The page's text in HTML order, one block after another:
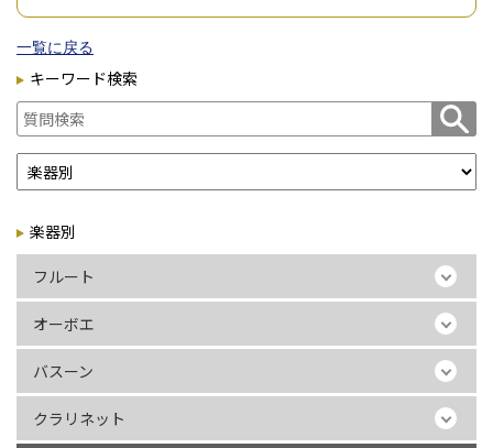
一覧に戻る
キーワード検索
楽器別
フルート
オーボエ
バスーン
クラリネット